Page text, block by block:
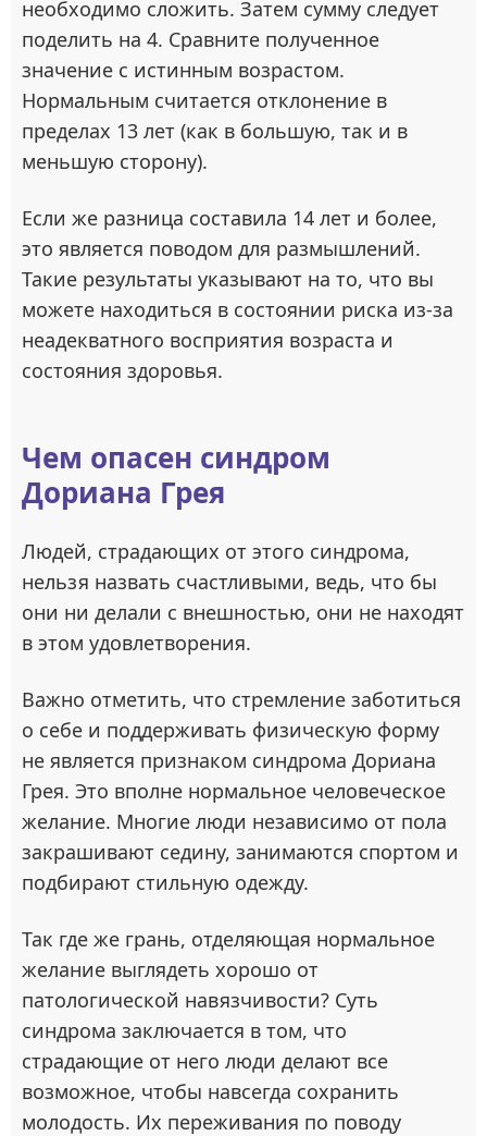
необходимо сложить. Затем сумму следует
поделить на 4. Сравните полученное
значение с истинным возрастом.
Нормальным считается отклонение в
пределах 13 лет (как в большую, так и в
меньшую сторону).
Если же разница составила 14 лет и более,
это является поводом для размышлений.
Такие результаты указывают на то, что вы
можете находиться в состоянии риска из-за
неадекватного восприятия возраста и
состояния здоровья.
Чем опасен синдром
Дориана Грея
Людей, страдающих от этого синдрома,
нельзя назвать счастливыми, ведь, что бы
они ни делали с внешностью, они не находят
в этом удовлетворения.
Важно отметить, что стремление заботиться
о себе и поддерживать физическую форму
не является признаком синдрома Дориана
Грея. Это вполне нормальное человеческое
желание. Многие люди независимо от пола
закрашивают седину, занимаются спортом и
подбирают стильную одежду.
Так где же грань, отделяющая нормальное
желание выглядеть хорошо от
патологической навязчивости? Суть
синдрома заключается в том, что
страдающие от него люди делают все
возможное, чтобы навсегда сохранить
молодость. Их переживания по поводу